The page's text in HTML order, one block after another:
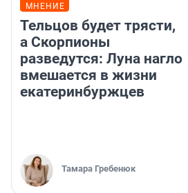
МНЕНИЕ
Тельцов будет трясти,
а Скорпионы
разведутся: Луна нагло
вмешается в жизни
екатеринбуржцев
Тамара Гребенюк